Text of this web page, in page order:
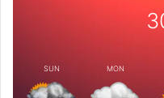
SUN MON